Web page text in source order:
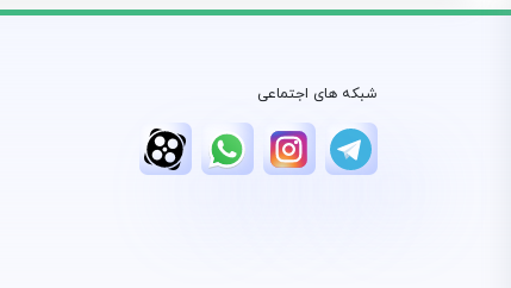
شبکه های اجتماعی